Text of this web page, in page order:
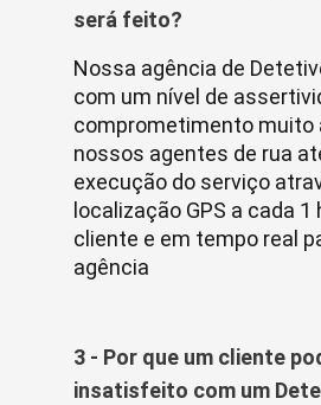
será feito?
Nossa agência de
com um nível de
comprometimento muito
nossos agentes de rua
execução do serviço
localização GPS a cada
cliente e em tempo real
agência
3 - Por que um cliente
insatisfeito com um